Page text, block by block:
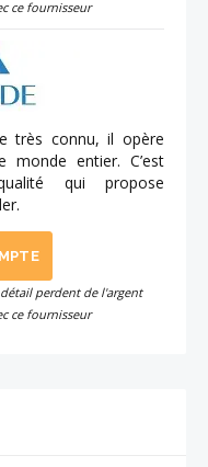
ce fournisseur
très connu, il opère
monde entier. C’est
qui propose
perdent de l'argent
ce fournisseur